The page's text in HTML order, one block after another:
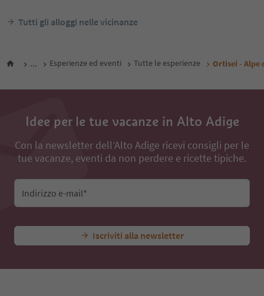
Tutti gli alloggi nelle vicinanze
... Esperienze ed eventi Tutte le esperienze Ortisei - Alpe
Idee per le tue vacanze in Alto Adige
Con la newsletter dell’Alto Adige ricevi consigli per le
tue vacanze, eventi da non perdere e ricette tipiche.
Indirizzo e-mail*
Iscriviti alla newsletter